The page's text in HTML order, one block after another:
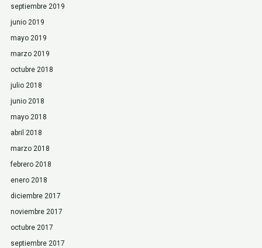
septiembre 2019
junio 2019
mayo 2019
marzo 2019
octubre 2018
julio 2018
junio 2018
mayo 2018
abril 2018
marzo 2018
febrero 2018
enero 2018
diciembre 2017
noviembre 2017
octubre 2017
septiembre 2017